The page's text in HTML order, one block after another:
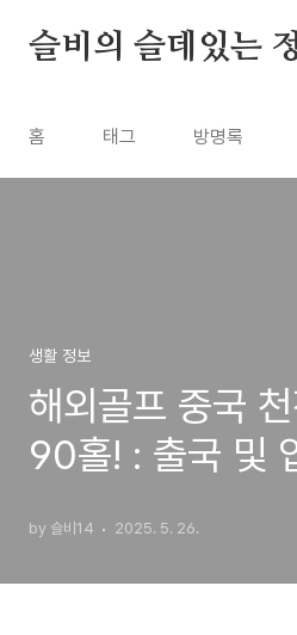
슬비의 슬데있는
홈 태그 방명록
생활 정보
해외골프 중국
90홀! : 출국 및
by 슬비14 2025. 5. 26.